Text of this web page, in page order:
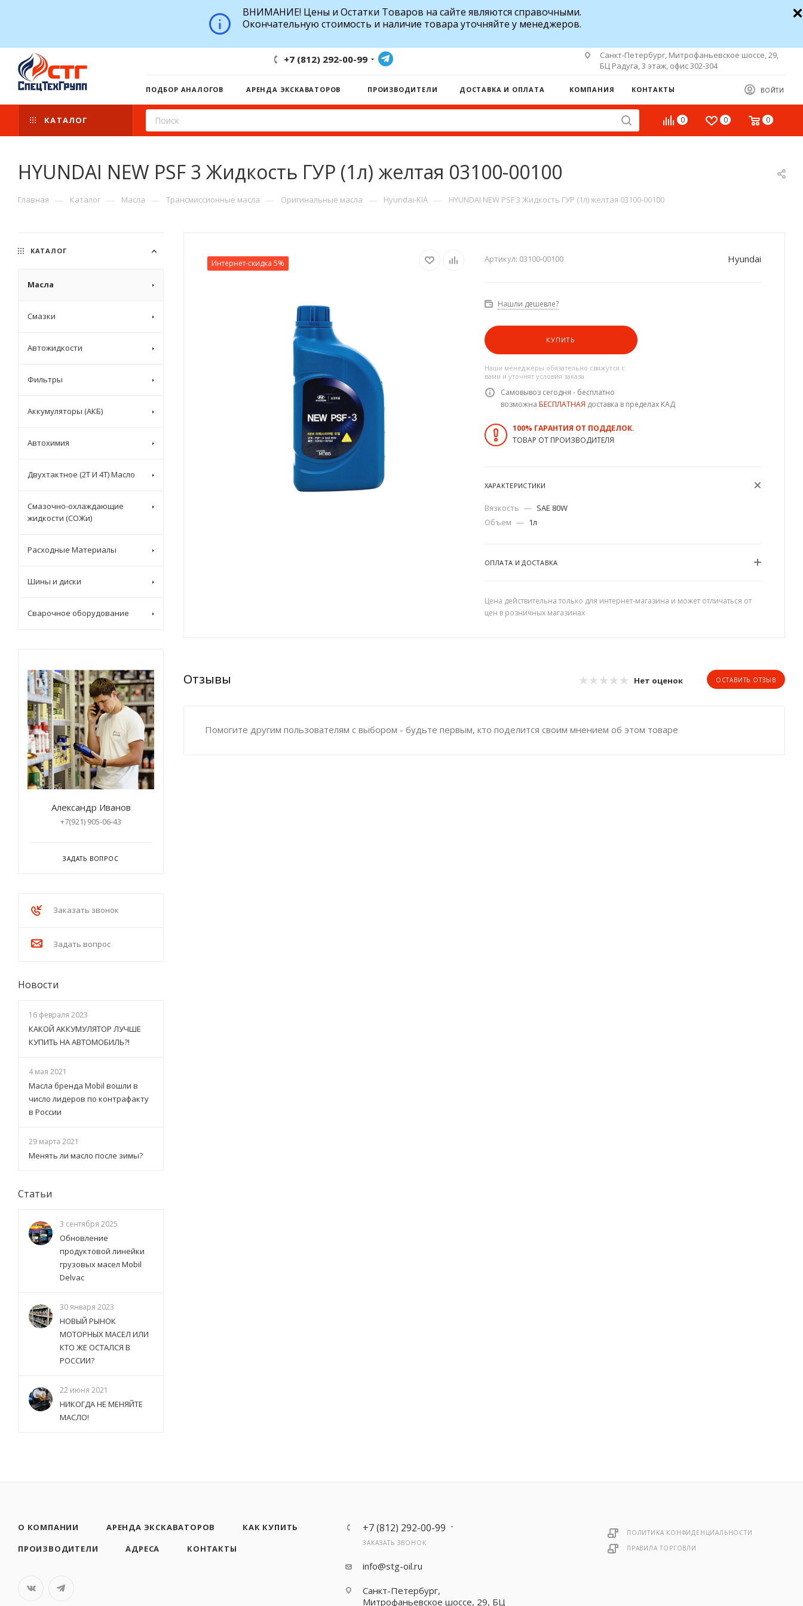
ВНИМАНИЕ! Цены и Остатки Товаров на сайте являются справочными.
Окончательную стоимость и наличие товара уточняйте у менеджеров.
+7 (812) 292-00-99
Санкт-Петербург, Митрофаньевское шоссе, 29,
БЦ Радуга, 3 этаж, офис 302-304
ВОЙТИ
ПОДБОР АНАЛОГОВ АРЕНДА ЭКСКАВАТОРОВ ПРОИЗВОДИТЕЛИ ДОСТАВКА И ОПЛАТА КОМПАНИЯ КОНТАКТЫ
0 0 0
КАТАЛОГ
HYUNDAI NEW PSF 3 Жидкость ГУР (1л) желтая 03100-00100
Главная — Каталог — Масла — Трансмиссионные масла — Оригинальные масла — Hyundai-KIA — HYUNDAI NEW PSF 3 Жидкость ГУР (1л) желтая 03100-00100
Интернет-скидка 5% Артикул: 03100-00100 Hyundai
Нашли дешевле?
КУПИТЬ
Наши менеджеры обязательно свяжутся с
вами и уточнят условия заказа
Самовывоз сегодня - бесплатно
возможна БЕСПЛАТНАЯ доставка в пределах КАД
100% ГАРАНТИЯ ОТ ПОДДЕЛОК.
ТОВАР ОТ ПРОИЗВОДИТЕЛЯ
ХАРАКТЕРИСТИКИ
Вязкость — SAE 80W
Объем — 1л
ОПЛАТА И ДОСТАВКА
Цена действительна только для интернет-магазина и может отличаться от
цен в розничных магазинах
Отзывы Нет оценок ОСТАВИТЬ ОТЗЫВ
Помогите другим пользователям с выбором - будьте первым, кто поделится своим мнением об этом товаре
КАТАЛОГ
Масла
Смазки
Автожидкости
Фильтры
Аккумуляторы (АКБ)
Автохимия
Двухтактное (2T И 4T) Масло
Смазочно-охлаждающие
жидкости (СОЖи)
Расходные Материалы
Шины и диски
Сварочное оборудование
Александр Иванов
+7(921) 905-06-43
ЗАДАТЬ ВОПРОС
Заказать звонок
Задать вопрос
Новости
16 февраля 2023
КАКОЙ АККУМУЛЯТОР ЛУЧШЕ
КУПИТЬ НА АВТОМОБИЛЬ?!
4 мая 2021
Масла бренда Mobil вошли в
число лидеров по контрафакту
в России
29 марта 2021
Менять ли масло после зимы?
Статьи
3 сентября 2025
Обновление
продуктовой линейки
грузовых масел Mobil
Delvac
30 января 2023
НОВЫЙ РЫНОК
МОТОРНЫХ МАСЕЛ ИЛИ
КТО ЖЕ ОСТАЛСЯ В
РОССИИ?
22 июня 2021
НИКОГДА НЕ МЕНЯЙТЕ
МАСЛО!
О КОМПАНИИ АРЕНДА ЭКСКАВАТОРОВ
КАК КУПИТЬ
ПРОИЗВОДИТЕЛИ
АДРЕСА КОНТАКТЫ
+7 (812) 292-00-99
ЗАКАЗАТЬ ЗВОНОК
info@stg-oil.ru
Санкт-Петербург,
Митрофаньевское шоссе, 29, БЦ
ПОЛИТИКА КОНФИДЕНЦИАЛЬНОСТИ
ПРАВИЛА ТОРГОВЛИ